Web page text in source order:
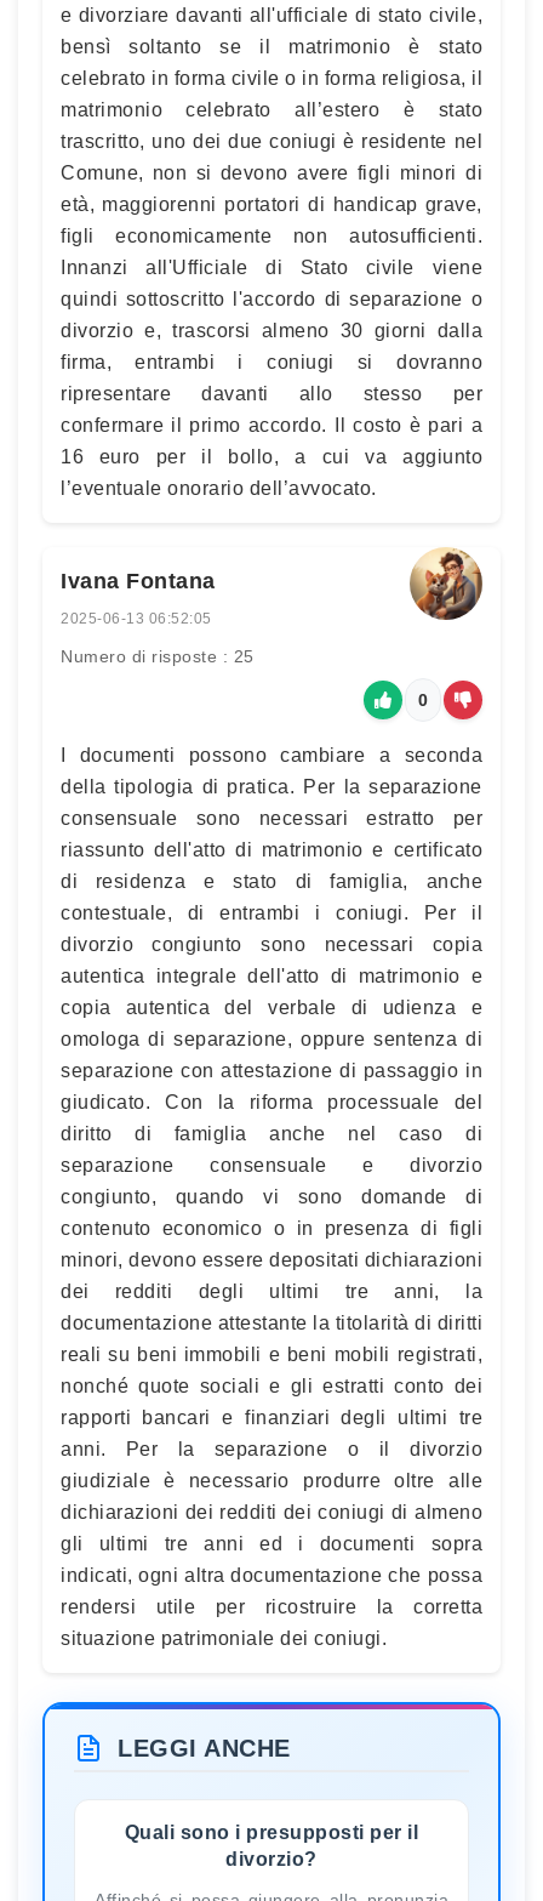
e divorziare davanti all'ufficiale di stato civile,
bensì soltanto se il matrimonio è stato
celebrato in forma civile o in forma religiosa, il
matrimonio celebrato all’estero è stato
trascritto, uno dei due coniugi è residente nel
Comune, non si devono avere figli minori di
età, maggiorenni portatori di handicap grave,
figli economicamente non autosufficienti.
Innanzi all'Ufficiale di Stato civile viene
quindi sottoscritto l'accordo di separazione o
divorzio e, trascorsi almeno 30 giorni dalla
firma, entrambi i coniugi si dovranno
ripresentare davanti allo stesso per
confermare il primo accordo. Il costo è pari a
16 euro per il bollo, a cui va aggiunto
l’eventuale onorario dell’avvocato.
Ivana Fontana
2025-06-13 06:52:05
Numero di risposte : 25
0
I documenti possono cambiare a seconda
della tipologia di pratica. Per la separazione
consensuale sono necessari estratto per
riassunto dell'atto di matrimonio e certificato
di residenza e stato di famiglia, anche
contestuale, di entrambi i coniugi. Per il
divorzio congiunto sono necessari copia
autentica integrale dell'atto di matrimonio e
copia autentica del verbale di udienza e
omologa di separazione, oppure sentenza di
separazione con attestazione di passaggio in
giudicato. Con la riforma processuale del
diritto di famiglia anche nel caso di
separazione consensuale e divorzio
congiunto, quando vi sono domande di
contenuto economico o in presenza di figli
minori, devono essere depositati dichiarazioni
dei redditi degli ultimi tre anni, la
documentazione attestante la titolarità di diritti
reali su beni immobili e beni mobili registrati,
nonché quote sociali e gli estratti conto dei
rapporti bancari e finanziari degli ultimi tre
anni. Per la separazione o il divorzio
giudiziale è necessario produrre oltre alle
dichiarazioni dei redditi dei coniugi di almeno
gli ultimi tre anni ed i documenti sopra
indicati, ogni altra documentazione che possa
rendersi utile per ricostruire la corretta
situazione patrimoniale dei coniugi.
LEGGI ANCHE
Quali sono i presupposti per il
divorzio?